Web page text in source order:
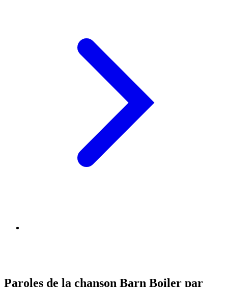
Paroles de la chanson Barn Boiler par